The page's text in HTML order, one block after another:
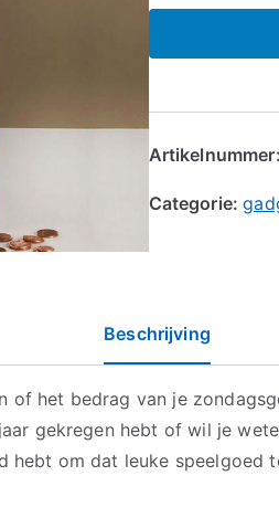
Artikelnummer:
Categorie:
Beschrijving
of het bedrag van je
gekregen hebt of wil je
hebt om dat leuke speelgoed